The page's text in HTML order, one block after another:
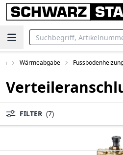
Wärmeabgabe
FILTER (7)